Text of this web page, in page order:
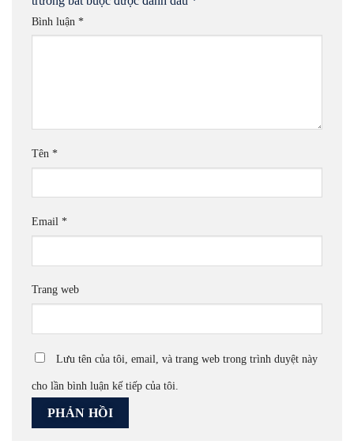
Bình luận *
Tên *
Email *
Trang web
Lưu tên của tôi, email, và trang web trong trình duyệt này
cho lần bình luận kế tiếp của tôi.